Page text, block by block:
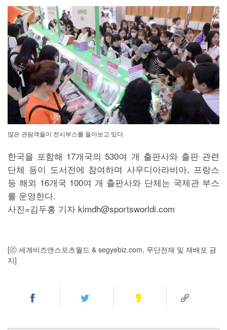
많은 관람객들이 전시부스를 돌아보고 있다.
한국을 포함해 17개국의 530여 개 출판사와 출판 관련
단체 등이 도서전에 참여하며 사우디아라비아, 프랑스
등 해외 16개국 100여 개 출판사와 단체는 국제관 부스
를 운영한다.
사진=김두홍 기자 kimdh@sportsworldi.com
[ⓒ 세계비즈앤스포츠월드 & segyebiz.com, 무단전재 및 재배포 금
지]